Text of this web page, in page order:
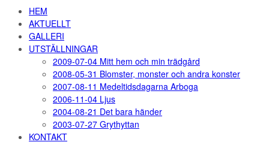
HEM
AKTUELLT
GALLERI
UTSTÄLLNINGAR
2009-07-04 Mitt hem och min trädgård
2008-05-31 Blomster, monster och andra konster
2007-08-11 Medeltidsdagarna Arboga
2006-11-04 Ljus
2004-08-21 Det bara händer
2003-07-27 Grythyttan
KONTAKT